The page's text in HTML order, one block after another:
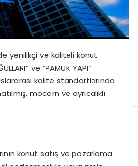
yenilikçi ve kaliteli konut
ve “PAMUK YAPI”
kalite standartlarında
modern ve ayrıcalıklı
konut satış ve pazarlama